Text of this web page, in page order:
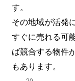
す。
その地域が活発
すぐに売れる可
ば競合する物件
もあります。